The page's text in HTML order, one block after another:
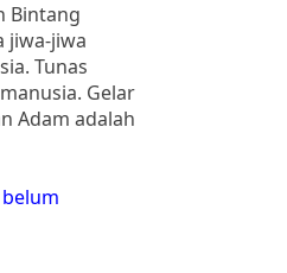
Bintang
jiwa-jiwa
Tunas
Gelar
Adam adalah